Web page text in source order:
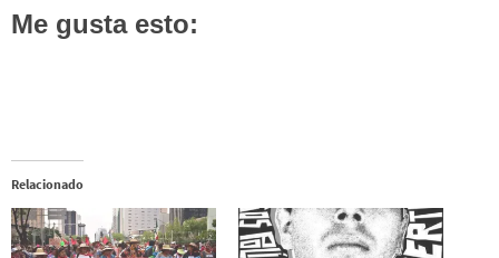
Me gusta esto:
Relacionado